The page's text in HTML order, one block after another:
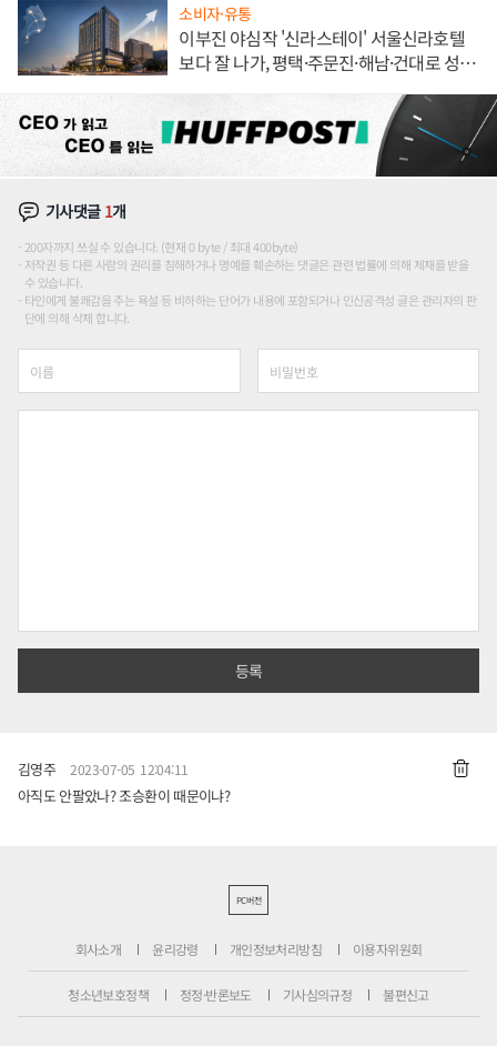
소비자·유통
이부진 야심작 '신라스테이' 서울신라호텔
보다 잘 나가, 평택·주문진·해남·건대로 성
기사댓글 1개
200자까지 쓰실 수 있습니다. (현재 0 byte / 최대 400byte)
저작권 등 다른 사람의 권리를 침해하거나 명예를 훼손하는 댓글은 관련 법률에 의해 제재를 받을
수 있습니다.
타인에게 불쾌감을 주는 욕설 등 비하하는 단어가 내용에 포함되거나 인신공격성 글은 관리자의 판
단에 의해 삭제 합니다.
김영주 2023-07-05 12:04:11
아직도 안팔았나? 조승환이 때문이냐?
PC버전
회사소개 윤리강령 개인정보처리방침 이용자위원회
청소년보호정책 정정·반론보도 기사심의규정 불편신고